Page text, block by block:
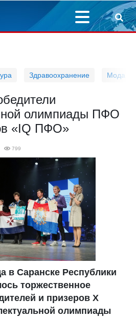
Здравоохранение Мода
олимпиады ПФО
«IQ ПФО»
799
в Саранске Республики
торжественное
и призеров X
олимпиады